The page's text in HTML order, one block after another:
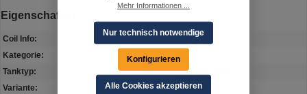
Eigenschaften
Coil Info:
0,17 Ohm
Kategorie:
Coil
Tanktyp:
Coilverdampfer
Variante:
0,17 Ohm
Mehr Informationen ...
Nur technisch notwendige
Konfigurieren
Alle Cookies akzeptieren